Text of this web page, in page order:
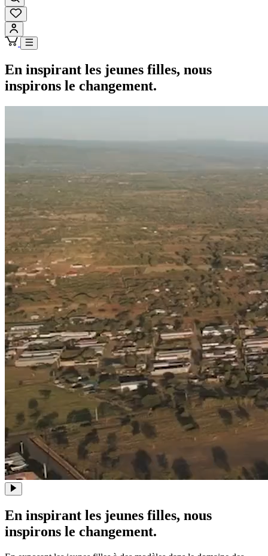
En inspirant les jeunes filles, nous
inspirons le changement.
En inspirant les jeunes filles, nous
inspirons le changement.